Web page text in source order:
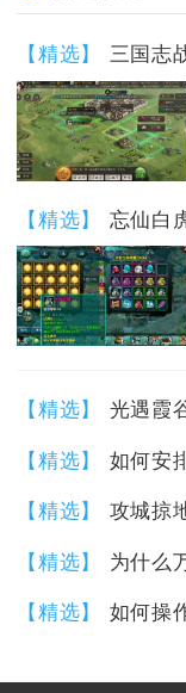
【精选】 三国志
【精选】
【精选】
【精选】
【精选】 攻城掠
【精选】 为什么
【精选】